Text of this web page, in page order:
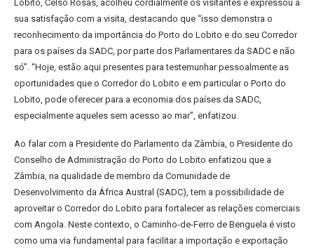
Lobito, Celso Rosas, acolheu cordialmente os visitantes e expressou a
sua satisfação com a visita, destacando que “isso demonstra o
reconhecimento da importância do Porto do Lobito e do seu Corredor
para os países da SADC, por parte dos Parlamentares da SADC e não
só”. “Hoje, estão aqui presentes para testemunhar pessoalmente as
oportunidades que o Corredor do Lobito e em particular o Porto do
Lobito, pode oferecer para a economia dos países da SADC,
especialmente aqueles sem acesso ao mar”, enfatizou.
Ao falar com a Presidente do Parlamento da Zâmbia, o Presidente do
Conselho de Administração do Porto do Lobito enfatizou que a
Zâmbia, na qualidade de membro da Comunidade de
Desenvolvimento da África Austral (SADC), tem a possibilidade de
aproveitar o Corredor do Lobito para fortalecer as relações comerciais
com Angola. Neste contexto, o Caminho-de-Ferro de Benguela é visto
como uma via fundamental para facilitar a importação e exportação